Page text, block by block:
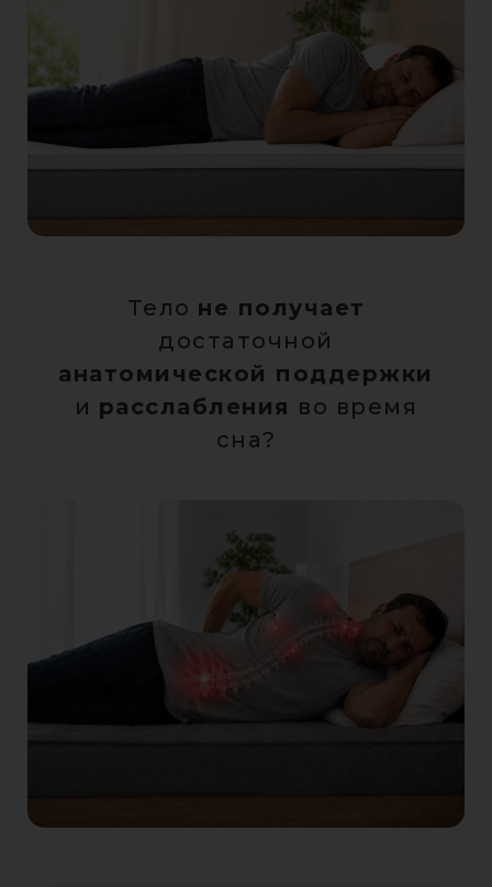
Тело не получает
достаточной
анатомической поддержки
и расслабления во время
сна?